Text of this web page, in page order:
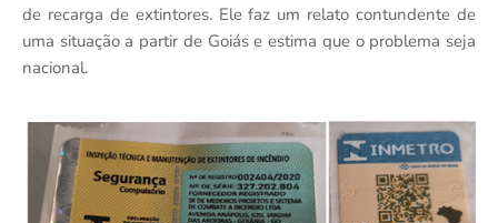
de recarga de extintores. Ele faz um relato contundente de
uma situação a partir de Goiás e estima que o problema seja
nacional.